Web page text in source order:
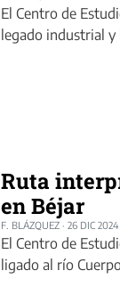
El Centro de
legado industrial
Ruta
en Béjar
F. BLÁZQUEZ · 26 DIC
El Centro de
ligado al río